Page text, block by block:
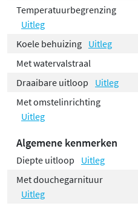
Temperatuurbegrenzing
Uitleg
Koele behuizing Uitleg
Met watervalstraal
Draaibare uitloop
Uitleg
Met omstelinrichting
Uitleg
Algemene kenmerken
Diepte uitloop Uitleg
Met douchegarnituur
Uitleg